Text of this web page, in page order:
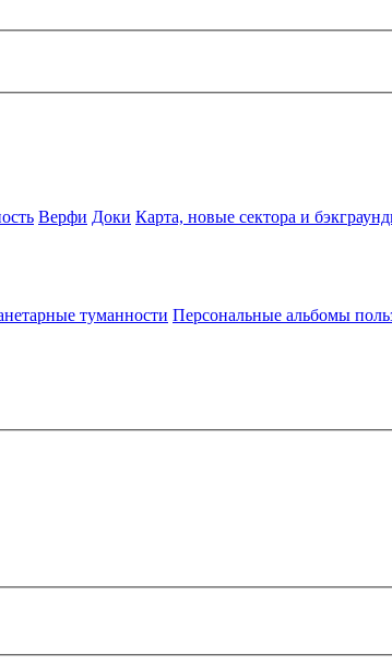
Верфи Доки Карта, новые сектора и
туманности Персональные альбомы